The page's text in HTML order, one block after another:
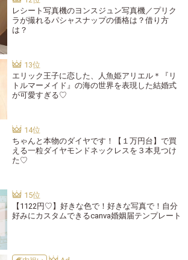
レシート写真機のヨンスジュン写真機／プリク
ラが撮れるパシャスナップの価格は？借り方
は？
エリック王子に恋した、人魚姫アリエル＊『リ
トルマーメイド』の海の世界を表現した結婚式
が可愛すぎる♡
ちゃんと本物のダイヤです！【１万円台】で買
える一粒ダイヤモンドネックレスを３本見つけ
た♡
【1122円♡】好きな色で！好きな写真で！自分
好みにカスタムできるcanva婚姻届テンプレート